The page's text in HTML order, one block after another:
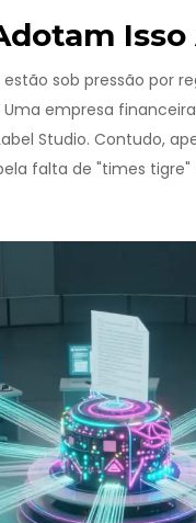
Isso
sob pressão por
empresa
Studio. Contudo,
falta de "times